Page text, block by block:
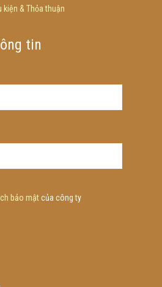
kiện & Thỏa thuận
tin
bảo mậtcủa công ty